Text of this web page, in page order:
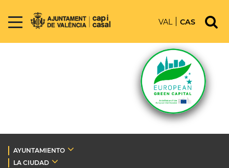
VAL CAS
AYUNTAMIENTO
LA CIUDAD